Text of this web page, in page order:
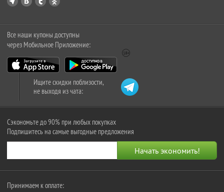
Все наши купоны доступны
через Мобильное Приложение:
Ищите скидки поблизости,
не выходя из чата:
Сэкономьте до 90% при любых покупках
Подпишитесь на самые выгодные предложения
Принимаем к оплате: